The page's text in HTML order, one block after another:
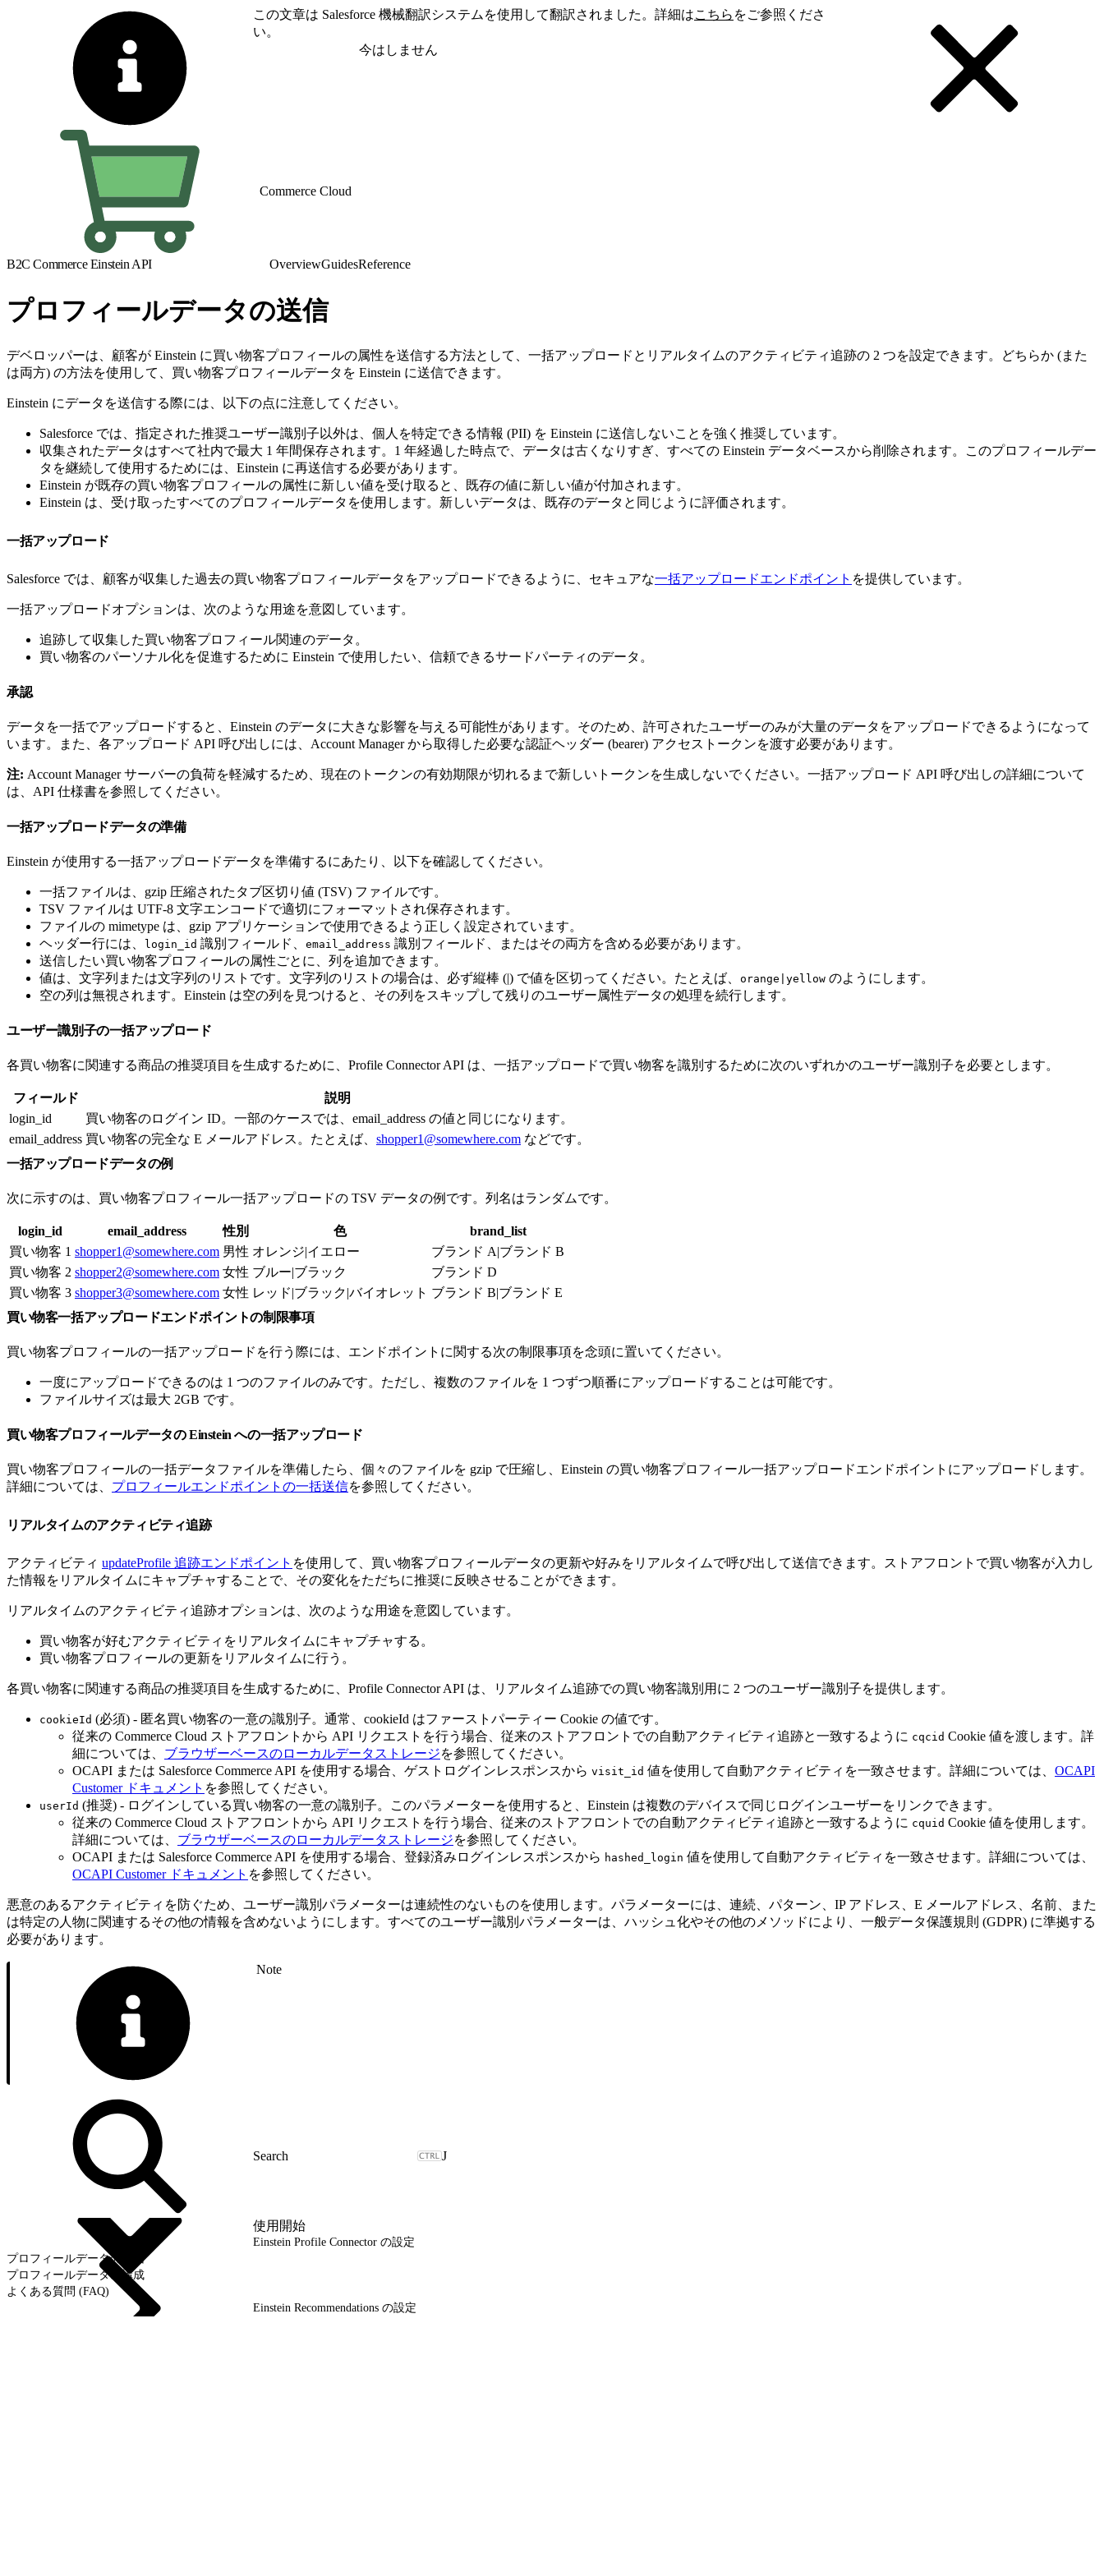
この文章は Salesforce 機械翻訳システムを使用して翻訳されました。詳細はこちら をご参照くださ
い。
今はしません
Commerce Cloud
B2C Commerce Einstein API OverviewGuidesReference
プロフィールデータの送信
デベロッパーは、顧客が Einstein に買い物客プロフィールの属性を送信する方法として、一括アップロードとリアルタイムのアクティビティ追跡の 2 つを設定できます。どちらか (また
は両方) の方法を使用して、買い物客プロフィールデータを Einstein に送信できます。
Einstein にデータを送信する際には、以下の点に注意してください。
Salesforce では、指定された推奨ユーザー識別子以外は、個人を特定できる情報 (PII) を Einstein に送信しないことを強く推奨しています。
収集されたデータはすべて社内で最大 1 年間保存されます。1 年経過した時点で、データは古くなりすぎ、すべての Einstein データベースから削除されます。このプロフィールデー
タを継続して使用するためには、Einstein に再送信する必要があります。
Einstein が既存の買い物客プロフィールの属性に新しい値を受け取ると、既存の値に新しい値が付加されます。
Einstein は、受け取ったすべてのプロフィールデータを使用します。新しいデータは、既存のデータと同じように評価されます。
一括アップロード
Salesforce では、顧客が収集した過去の買い物客プロフィールデータをアップロードできるように、セキュアな一括アップロードエンドポイント を提供しています。
一括アップロードオプションは、次のような用途を意図しています。
追跡して収集した買い物客プロフィール関連のデータ。
買い物客のパーソナル化を促進するために Einstein で使用したい、信頼できるサードパーティのデータ。
承認
データを一括でアップロードすると、Einstein のデータに大きな影響を与える可能性があります。そのため、許可されたユーザーのみが大量のデータをアップロードできるようになって
います。また、各アップロード API 呼び出しには、Account Manager から取得した必要な認証ヘッダー (bearer) アクセストークンを渡す必要があります。
注: Account Manager サーバーの負荷を軽減するため、現在のトークンの有効期限が切れるまで新しいトークンを生成しないでください。一括アップロード API 呼び出しの詳細について
は、API 仕様書を参照してください。
一括アップロードデータの準備
Einstein が使用する一括アップロードデータを準備するにあたり、以下を確認してください。
一括ファイルは、gzip 圧縮されたタブ区切り値 (TSV) ファイルです。
TSV ファイルは UTF-8 文字エンコードで適切にフォーマットされ保存されます。
ファイルの mimetype は、gzip アプリケーションで使用できるよう正しく設定されています。
ヘッダー行には、
login_id 識別フィールド、 email_address 識別フィールド、またはその両方を含める必要があります。
送信したい買い物客プロフィールの属性ごとに、列を追加できます。
値は、文字列または文字列のリストです。文字列のリストの場合は、必ず縦棒 (|) で値を区切ってください。たとえば、 orange|yellow のようにします。
空の列は無視されます。Einstein は空の列を見つけると、その列をスキップして残りのユーザー属性データの処理を続行します。
ユーザー識別子の一括アップロード
各買い物客に関連する商品の推奨項目を生成するために、Profile Connector API は、一括アップロードで買い物客を識別するために次のいずれかのユーザー識別子を必要とします。
フィールド
説明
login_id
買い物客のログイン ID。一部のケースでは、email_address の値と同じになります。
email_address 買い物客の完全な E メールアドレス。たとえば、 shopper1@somewhere.com などです。
一括アップロードデータの例
次に示すのは、買い物客プロフィール一括アップロードの TSV データの例です。列名はランダムです。
login_id email_address 性別 色
brand_list
買い物客 1 shopper1@somewhere.com 男性 オレンジ|イエロー
ブランド A|ブランド B
買い物客 2 shopper2@somewhere.com 女性 ブルー|ブラック
ブランド D
買い物客 3 shopper3@somewhere.com 女性 レッド|ブラック|バイオレット ブランド B|ブランド E
買い物客一括アップロードエンドポイントの制限事項
買い物客プロフィールの一括アップロードを行う際には、エンドポイントに関する次の制限事項を念頭に置いてください。
一度にアップロードできるのは 1 つのファイルのみです。ただし、複数のファイルを 1 つずつ順番にアップロードすることは可能です。
ファイルサイズは最大 2GB です。
買い物客プロフィールデータの Einstein への一括アップロード
買い物客プロフィールの一括データファイルを準備したら、個々のファイルを gzip で圧縮し、Einstein の買い物客プロフィール一括アップロードエンドポイントにアップロードします。
詳細については、 プロフィールエンドポイントの一括送信を参照してください。
リアルタイムのアクティビティ追跡
アクティビティ updateProfile 追跡エンドポイント を使用して、買い物客プロフィールデータの更新や好みをリアルタイムで呼び出して送信できます。ストアフロントで買い物客が入力し
た情報をリアルタイムにキャプチャすることで、その変化をただちに推奨に反映させることができます。
リアルタイムのアクティビティ追跡オプションは、次のような用途を意図しています。
買い物客が好むアクティビティをリアルタイムにキャプチャする。
買い物客プロフィールの更新をリアルタイムに行う。
各買い物客に関連する商品の推奨項目を生成するために、Profile Connector API は、リアルタイム追跡での買い物客識別用に 2 つのユーザー識別子を提供します。
cookieId (必須) - 匿名買い物客の一意の識別子。通常、cookieId はファーストパーティー Cookie の値です。
従来の Commerce Cloud ストアフロントから API リクエストを行う場合、従来のストアフロントでの自動アクティビティ追跡と一致するように cqcid Cookie 値を渡します。詳
細については、 ブラウザーベースのローカルデータストレージを参照してください。
OCAPI または Salesforce Commerce API を使用する場合、ゲストログインレスポンスから visit_id 値を使用して自動アクティビティを一致させます。詳細については、 OCAPI
Customer ドキュメント を参照してください。
userId (推奨) - ログインしている買い物客の一意の識別子。このパラメーターを使用すると、Einstein は複数のデバイスで同じログインユーザーをリンクできます。
従来の Commerce Cloud ストアフロントから API リクエストを行う場合、従来のストアフロントでの自動アクティビティ追跡と一致するように cquid Cookie 値を使用します。
詳細については、 ブラウザーベースのローカルデータストレージを参照してください。
OCAPI または Salesforce Commerce API を使用する場合、登録済みログインレスポンスから hashed_login 値を使用して自動アクティビティを一致させます。詳細については、
OCAPI Customer ドキュメント を参照してください。
悪意のあるアクティビティを防ぐため、ユーザー識別パラメーターは連続性のないものを使用します。パラメーターには、連続、パターン、IP アドレス、E メールアドレス、名前、また
は特定の人物に関連するその他の情報を含めないようにします。すべてのユーザー識別パラメーターは、ハッシュ化やその他のメソッドにより、一般データ保護規則 (GDPR) に準拠する
必要があります。
Note
J
使用開始
Einstein Profile Connector の設定
プロフィールデータの送信
プロフィールデータの構成
よくある質問 (FAQ)
Einstein Recommendations の設定